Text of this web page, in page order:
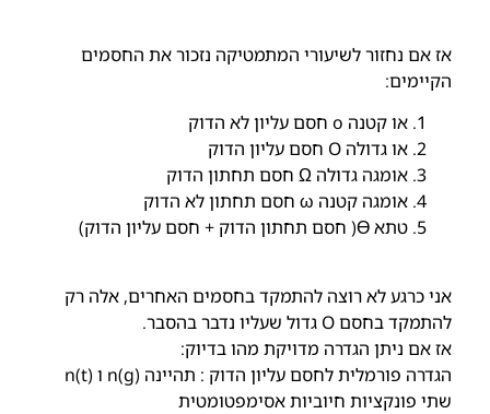
אז אם נחזור לשיעורי המתמטיקה נזכור את החסמים
הקיימים:
או קטנה o חסם עליון לא הדוק
או גדולה O חסם עליון הדוק
אומגה גדולה Ω חסם תחתון הדוק
אומגה קטנה ω חסם תחתון לא הדוק
טתא ϴ( חסם תחתון הדוק + חסם עליון הדוק)
אני כרגע לא רוצה להתמקד בחסמים האחרים, אלה רק
להתמקד בחסם O גדול שעליו נדבר בהסבר.
אז אם ניתן הגדרה מדויקת מהו בדיוק:
הגדרה פורמלית לחסם עליון הדוק : תהיינה (n(g ו (n(t
שתי פונקציות חיוביות אסימפטומטית